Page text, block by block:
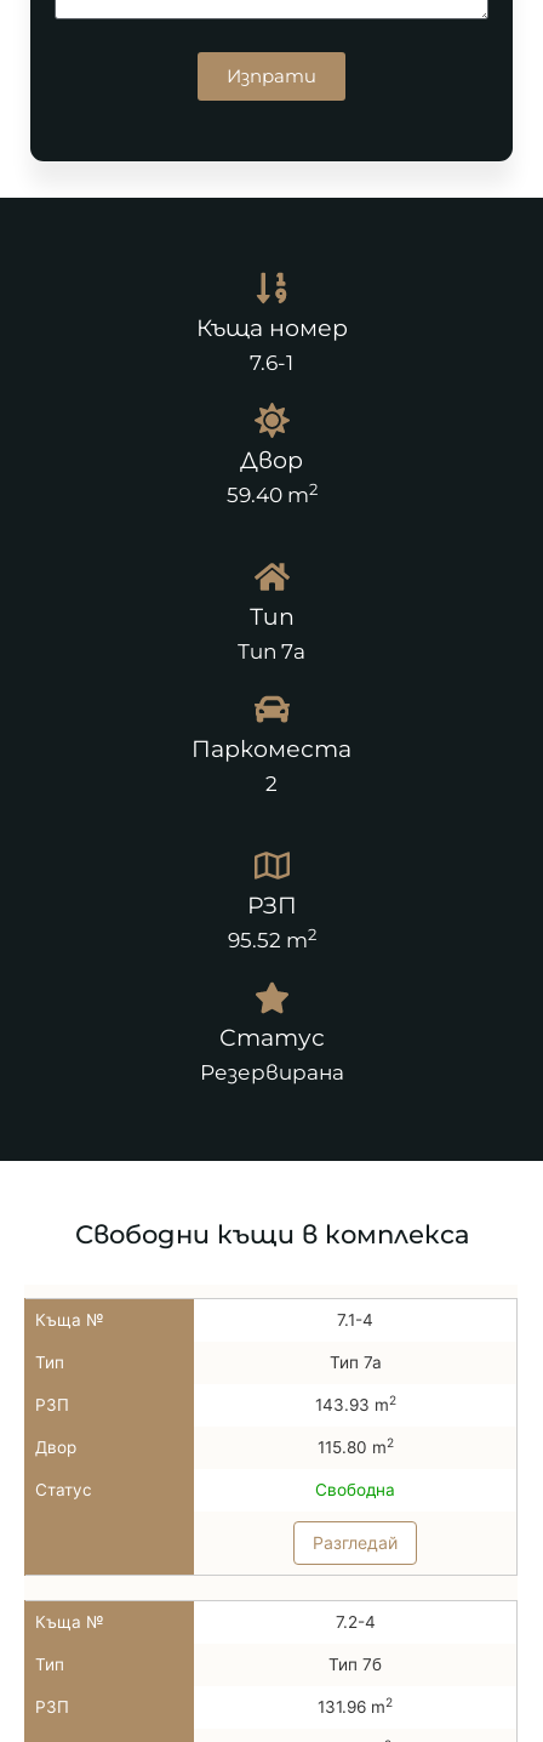
Изпрати
Къща номер
7.6-1
Двор
59.40 m2
Тип
Тип 7а
Паркоместа
2
РЗП
95.52 m2
Статус
Резервирана
Свободни къщи в комплекса
Къща № 7.1-4
Тип Тип 7а
РЗП 143.93 m2
Двор 115.80 m2
Статус Свободна
Разгледай
Къща № 7.2-4
Тип Тип 7б
РЗП 131.96 m2